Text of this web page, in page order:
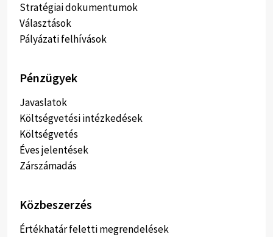
Stratégiai dokumentumok
Választások
Pályázati felhívások
Pénzügyek
Javaslatok
Költségvetési intézkedések
Költségvetés
Éves jelentések
Zárszámadás
Közbeszerzés
Értékhatár feletti megrendelések